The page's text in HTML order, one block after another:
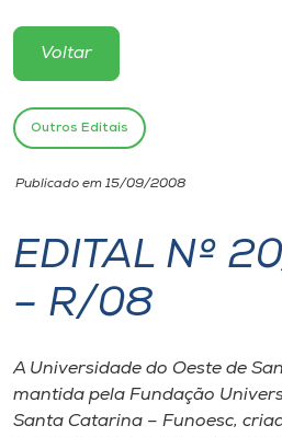
Atendimento ao Estudante
Portal de Ensino
Unoesc
Internacionalização
I.nova
Diplomados
Voltar
Outros Editais
Publicado em 15/09/2008
EDITAL Nº
– R/08
A Universidade do Oeste de
mantida pela Fundação
Santa Catarina – Funoesc,